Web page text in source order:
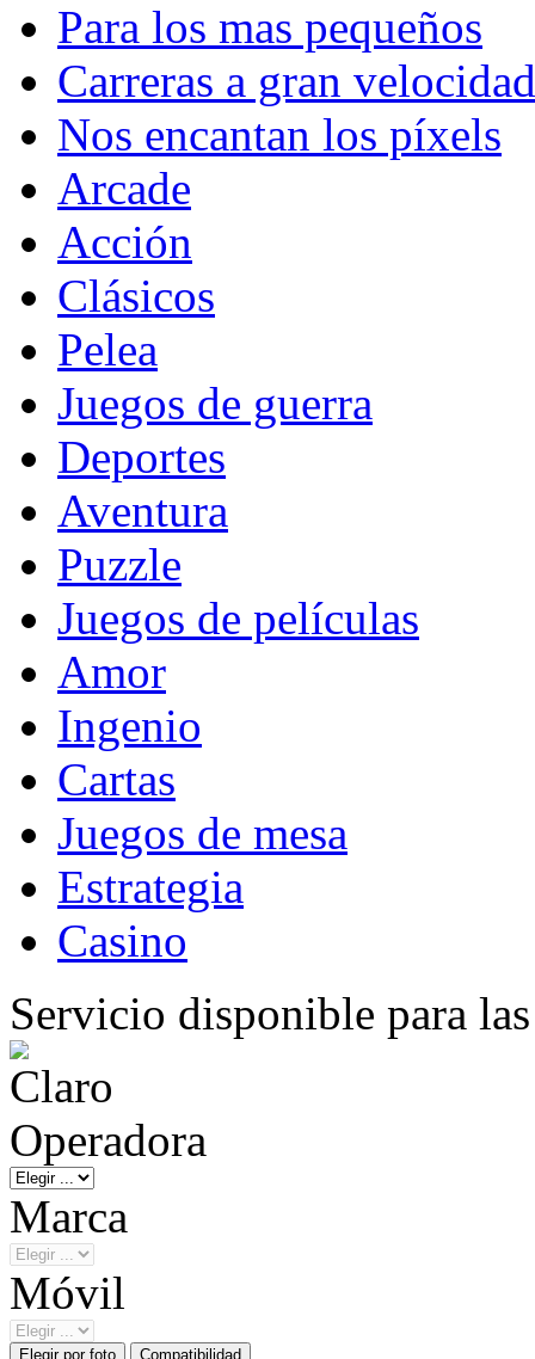
Para los mas pequeños
Carreras a gran velocidad
Nos encantan los píxels
Arcade
Acción
Clásicos
Pelea
Juegos de guerra
Deportes
Aventura
Puzzle
Juegos de películas
Amor
Ingenio
Cartas
Juegos de mesa
Estrategia
Casino
Servicio disponible para
Operadora
Marca
Móvil